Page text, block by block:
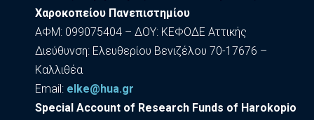
Χαροκοπείου Πανεπιστημίου
ΑΦΜ: 099075404 – ΔΟΥ: ΚΕΦΟΔΕ Αττικής
Διεύθυνση: Ελευθερίου Βενιζέλου 70-17676 –
Καλλιθέα
Εmail: elke@hua.gr
Special Account of Research Funds of Harokopio